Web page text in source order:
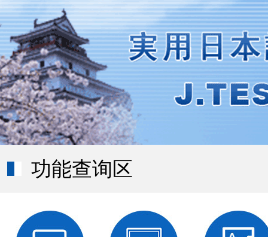
采用JTEST的日本大学
商务J.TEST介
功能查询区